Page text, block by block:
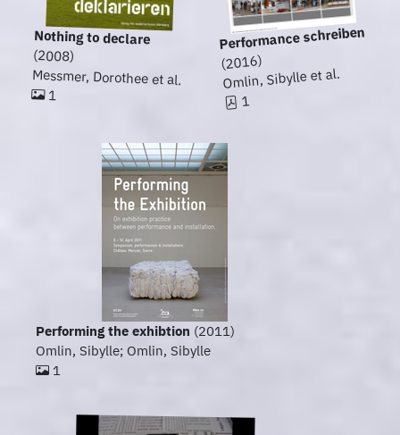
Nothing to declare
(2008)
Messmer, Dorothee et al.
1
Performance schreiben
(2016)
Omlin, Sibylle et al.
1
Performing the exhibtion (2011)
Omlin, Sibylle; Omlin, Sibylle
1